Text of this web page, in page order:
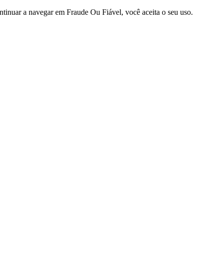
a navegar em Fraude Ou Fiável, você aceita o seu uso.